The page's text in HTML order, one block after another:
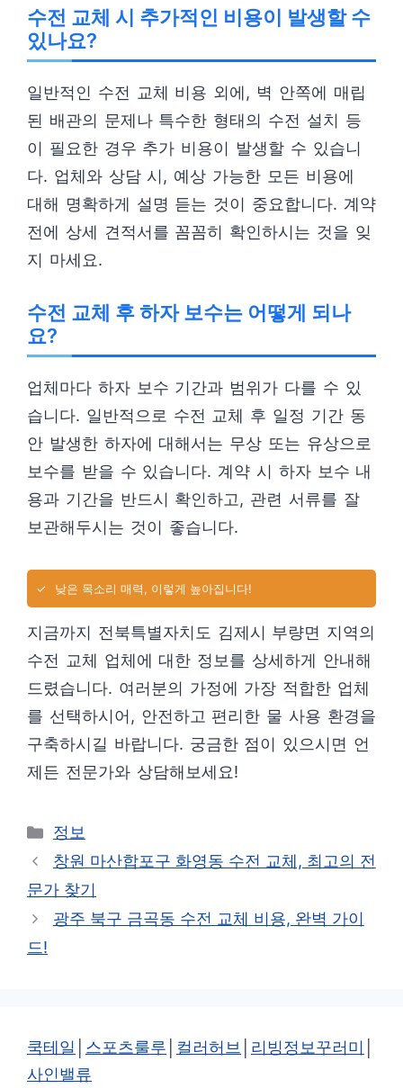
수전 교체 시 추가적인 비용이 발생할 수
있나요?
일반적인 수전 교체 비용 외에, 벽 안쪽에 매립
된 배관의 문제나 특수한 형태의 수전 설치 등
이 필요한 경우 추가 비용이 발생할 수 있습니
다. 업체와 상담 시, 예상 가능한 모든 비용에
대해 명확하게 설명 듣는 것이 중요합니다. 계약
전에 상세 견적서를 꼼꼼히 확인하시는 것을 잊
지 마세요.
수전 교체 후 하자 보수는 어떻게 되나
요?
업체마다 하자 보수 기간과 범위가 다를 수 있
습니다. 일반적으로 수전 교체 후 일정 기간 동
안 발생한 하자에 대해서는 무상 또는 유상으로
보수를 받을 수 있습니다. 계약 시 하자 보수 내
용과 기간을 반드시 확인하고, 관련 서류를 잘
보관해두시는 것이 좋습니다.
✓ 낮은 목소리 매력, 이렇게 높아집니다!
지금까지 전북특별자치도 김제시 부량면 지역의
수전 교체 업체에 대한 정보를 상세하게 안내해
드렸습니다. 여러분의 가정에 가장 적합한 업체
를 선택하시어, 안전하고 편리한 물 사용 환경을
구축하시길 바랍니다. 궁금한 점이 있으시면 언
제든 전문가와 상담해보세요!
카
테
고
리
정보
창원 마산합포구 화영동 수전 교체, 최고의 전
문가 찾기
광주 북구 금곡동 수전 교체 비용, 완벽 가이
드!
쿡테일 스포츠룰루 컬러허브 리빙정보꾸러미
사인밸류